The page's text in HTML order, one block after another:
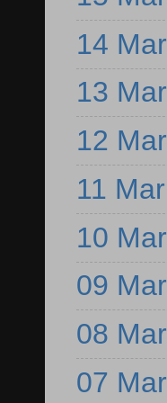
14 Mar
13 Mar
12 Mar
11 Mar
10 Mar
09 Mar
08 Mar
07 Mar